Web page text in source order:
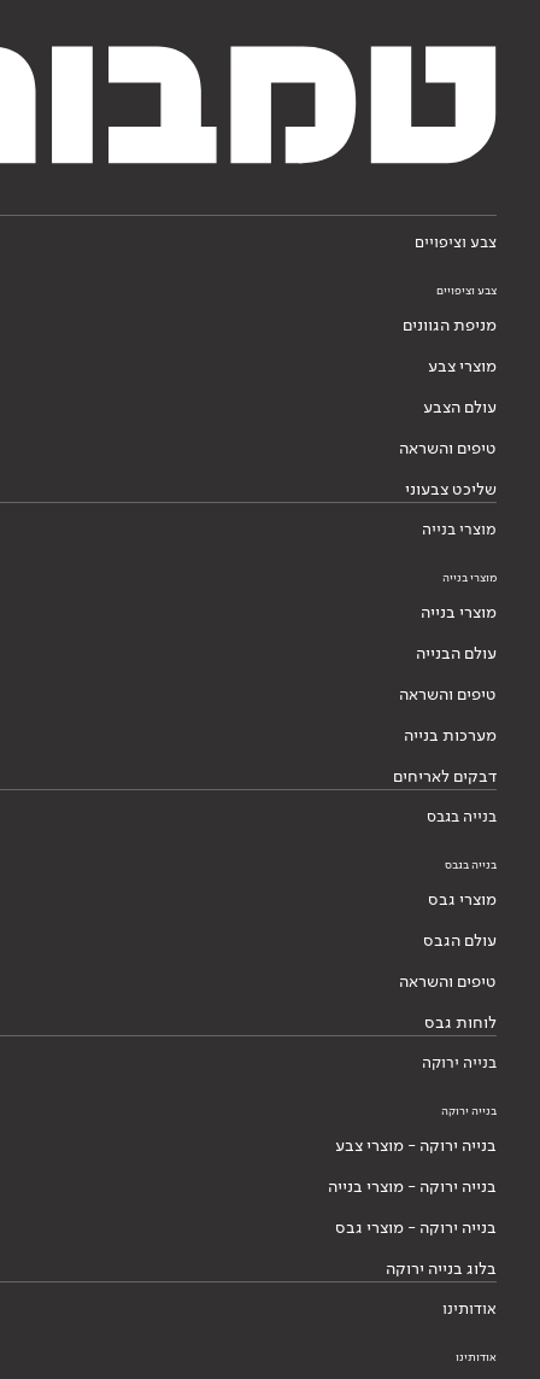
צבע וציפויים
צבע וציפויים
מניפת הגוונים
מוצרי צבע
עולם הצבע
טיפים והשראה
שליכט צבעוני
מוצרי בנייה
מוצרי בנייה
מוצרי בנייה
עולם הבנייה
טיפים והשראה
מערכות בנייה
דבקים לאריחים
בנייה בגבס
בנייה בגבס
מוצרי גבס
עולם הגבס
טיפים והשראה
לוחות גבס
בנייה ירוקה
בנייה ירוקה
בנייה ירוקה - מוצרי צבע
בנייה ירוקה - מוצרי בנייה
בנייה ירוקה - מוצרי גבס
בלוג בנייה ירוקה
אודותינו
אודותינו